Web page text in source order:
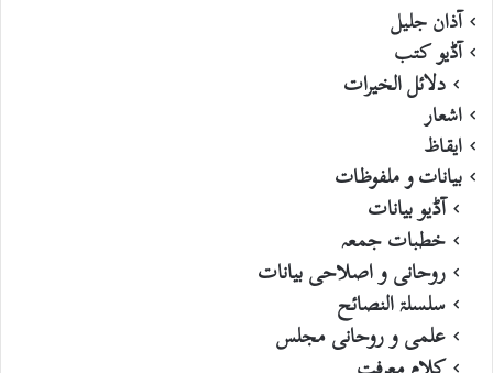
آذان جلیل
آڈیو کتب
دلائل الخیرات
اشعار
ایقاظ
بیانات و ملفوظات
آڈیو بیانات
خطبات جمعہ
روحانی و اصلاحی بیانات
سلسلۃ النصائح
علمی و روحانی مجلس